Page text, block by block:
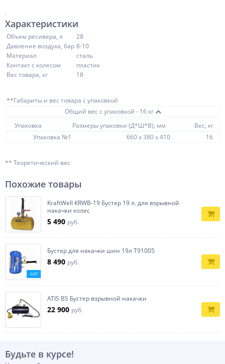
.
Характеристики
Объем ресивера, л
28
Давление воздуха, бар 8-10
Материал
сталь
Контакт с колесом
пластик
Вес товара, кг
18
**Габариты и вес товара с упаковкой
Общий вес с упаковкой - 16 кг
Упаковка
Размеры упаковки (Д*Ш*В), мм
Вес, кг
Упаковка №1
660 x 380 x 410 16
** Теоретический вес
Похожие товары
KraftWell KRWB-19 Бустер 19 л. для взрывной
накачки колес
5 490 руб.
ХИТ
Бустер для накачки шин 19л T91005
8 490 руб.
ATIS BS Бустер взрывной накачки
22 900 руб.
Будьте в курсе!